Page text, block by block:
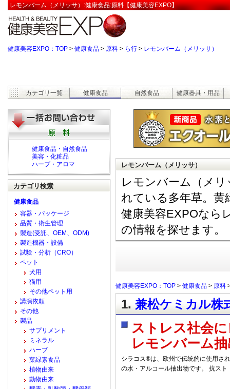
レモンバーム（メリッサ）:健康食品:原料【健康美容EXPO】
健康美容EXPO：TOP > 健康食品 > 原料 > ら行 > レモンバーム（メリッサ）
カテゴリ一覧 健康食品 自然食品 健康器具・用品
レモンバーム（メリッサ）
レモンバーム（メ
れている多年草。
健康美容EXPOなら
の情報を探せます。
健康美容EXPO：TOP > 健康食品 > 原料
1. 兼松ケミカル株
ストレス社会
レモンバーム
シラコス®は、欧州で伝統的に使用さ
の水・アルコール抽出物です。 抗スト
健康食品・自然食品
美容・化粧品
ハーブ・アロマ
カテゴリ検索
健康食品
容器・パッケージ
品質・衛生管理
製造(受託、OEM、ODM)
製造機器・設備
試験・分析（CRO）
ペット
犬用
猫用
その他ペット用
講演依頼
その他
製品
サプリメント
ミネラル
ハーブ
葉緑素食品
植物由来
動物由来